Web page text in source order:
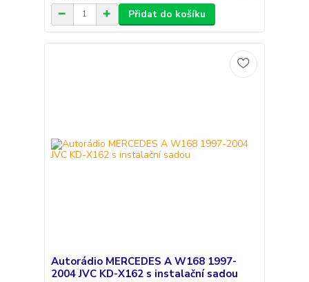
Přidat do košíku
Autorádio MERCEDES A W168 1997-
2004 JVC KD-X162 s instalační sadou